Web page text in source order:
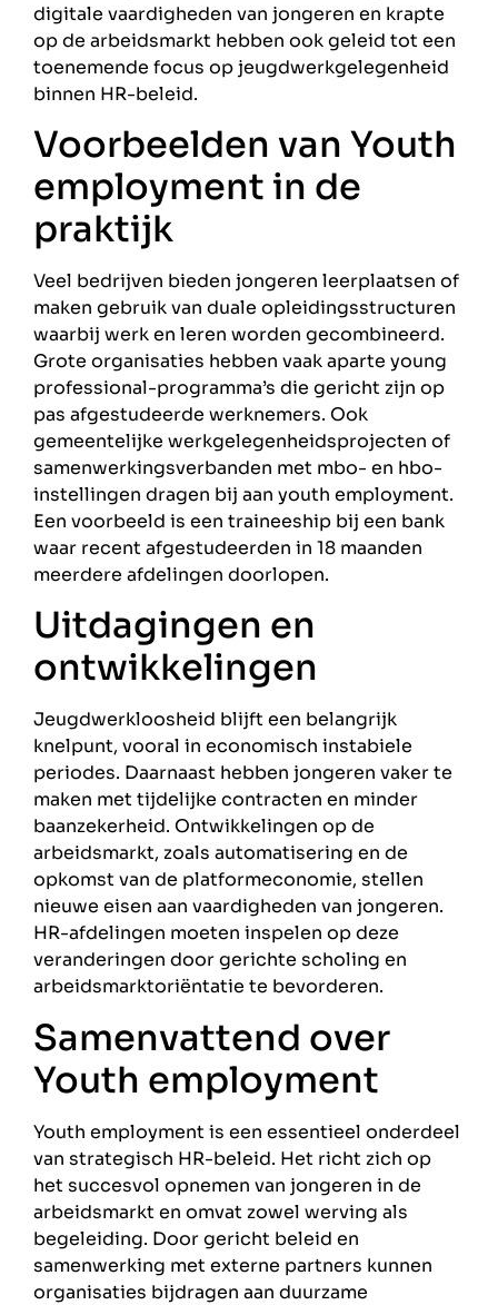
digitale vaardigheden van jongeren en krapte
op de arbeidsmarkt hebben ook geleid tot een
toenemende focus op jeugdwerkgelegenheid
binnen HR-beleid.
Voorbeelden van Youth
employment in de
praktijk
Veel bedrijven bieden jongeren leerplaatsen of
maken gebruik van duale opleidingsstructuren
waarbij werk en leren worden gecombineerd.
Grote organisaties hebben vaak aparte young
professional-programma’s die gericht zijn op
pas afgestudeerde werknemers. Ook
gemeentelijke werkgelegenheidsprojecten of
samenwerkingsverbanden met mbo- en hbo-
instellingen dragen bij aan youth employment.
Een voorbeeld is een traineeship bij een bank
waar recent afgestudeerden in 18 maanden
meerdere afdelingen doorlopen.
Uitdagingen en
ontwikkelingen
Jeugdwerkloosheid blijft een belangrijk
knelpunt, vooral in economisch instabiele
periodes. Daarnaast hebben jongeren vaker te
maken met tijdelijke contracten en minder
baanzekerheid. Ontwikkelingen op de
arbeidsmarkt, zoals automatisering en de
opkomst van de platformeconomie, stellen
nieuwe eisen aan vaardigheden van jongeren.
HR-afdelingen moeten inspelen op deze
veranderingen door gerichte scholing en
arbeidsmarktoriëntatie te bevorderen.
Samenvattend over
Youth employment
Youth employment is een essentieel onderdeel
van strategisch HR-beleid. Het richt zich op
het succesvol opnemen van jongeren in de
arbeidsmarkt en omvat zowel werving als
begeleiding. Door gericht beleid en
samenwerking met externe partners kunnen
organisaties bijdragen aan duurzame